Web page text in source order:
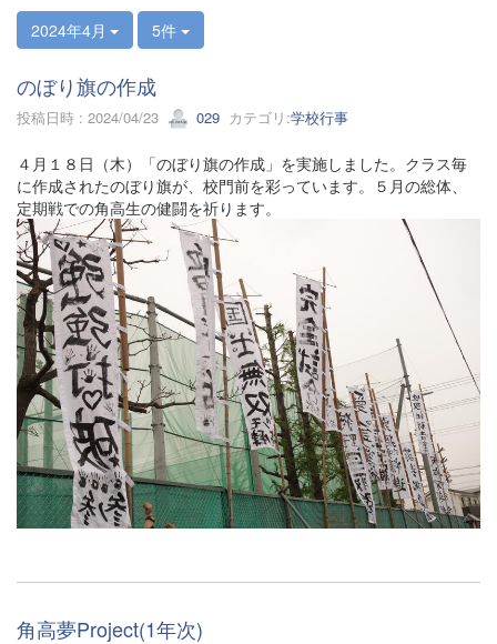
2024年4月 5件
のぼり旗の作成
投稿日時 : 2024/04/23 029 カテゴリ:学校行事
４月１８日（木）「のぼり旗の作成」を実施しました。クラス毎
に作成されたのぼり旗が、校門前を彩っています。５月の総体、
定期戦での角高生の健闘を祈ります。
角高夢Project(1年次)